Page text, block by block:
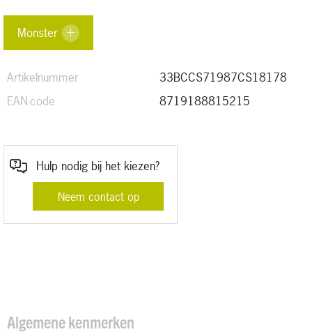
Monster
Artikelnummer
33BCCS71987CS18178
EAN-code
8719188815215
Hulp nodig bij het kiezen?
Neem contact op
Algemene kenmerken